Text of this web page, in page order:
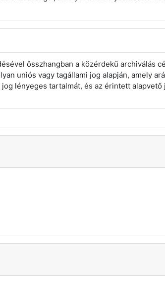
összhangban a közérdekű archiválás
uniós vagy tagállami jog alapján, amely
lényeges tartalmát, és az érintett